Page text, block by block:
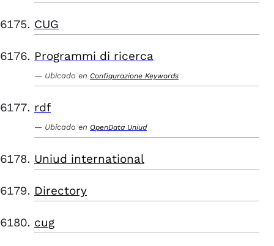
CUG
Programmi di ricerca
Ubicado en Configurazione Keywords
rdf
Ubicado en OpenData Uniud
Uniud international
Directory
cug